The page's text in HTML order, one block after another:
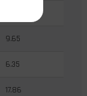
9.65
6.35
17.86